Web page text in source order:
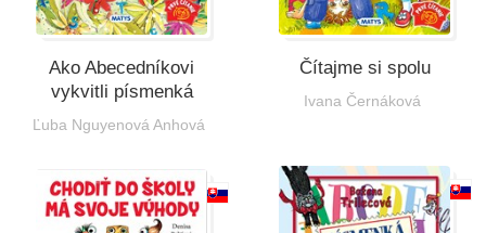
Ako Abecedníkovi
vykvitli písmenká
Ľuba Nguyenová Anhová
Čítajme si spolu
Ivana Černáková